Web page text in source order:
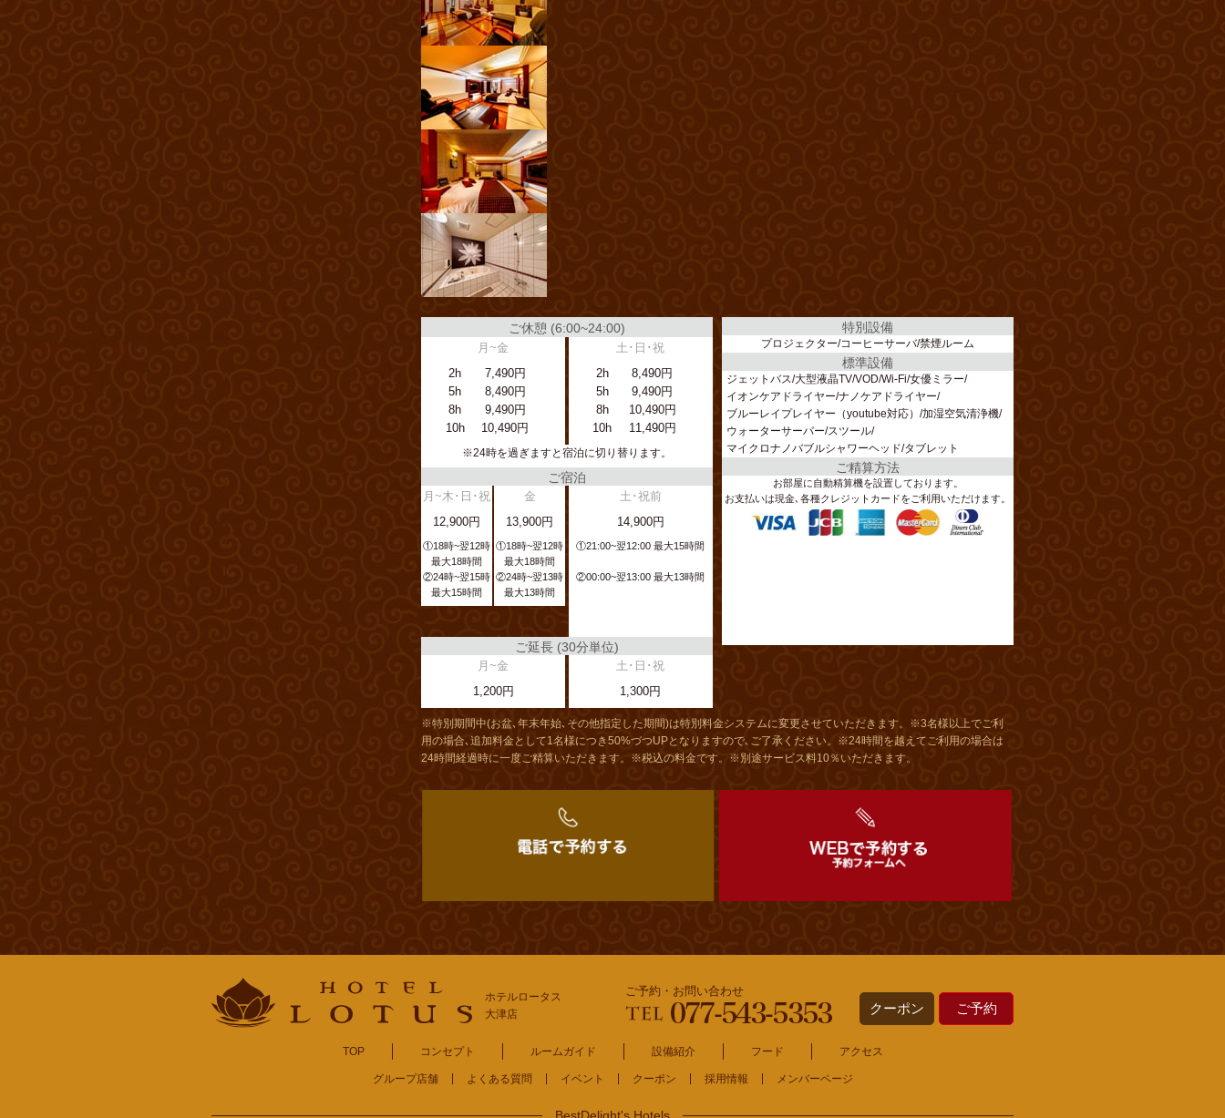
ご休憩 (6:00~24:00)
月~金
2h
7,490円
5h
8,490円
8h
9,490円
10h
10,490円
土･日･祝
2h
8,490円
5h
9,490円
8h
10,490円
10h
11,490円
※24時を過ぎますと宿泊に切り替ります。
ご宿泊
月~木･日･祝
12,900円
①18時~翌12時
最大18時間
②24時~翌15時
最大15時間
金
13,900円
①18時~翌12時
最大18時間
②24時~翌13時
最大13時間
土･祝前
14,900円
①21:00~翌12:00 最大15時間
②00:00~翌13:00 最大13時間
ご延長 (30分単位)
月~金
1,200円
土･日･祝
1,300円
特別設備
プロジェクター コーヒーサーバ 禁煙ルーム
標準設備
ジェットバス 大型液晶TV VOD Wi-Fi 女優ミラー
イオンケアドライヤー ナノケアドライヤー
ブルーレイプレイヤー（youtube対応）
加湿空気清浄機
ウォーターサーバー スツール
マイクロナノバブルシャワーヘッド タブレット
ご精算方法
お部屋に自動精算機を設置しております。
お支払いは現金､各種クレジットカードをご利用いただけます。
※特別期間中(お盆､年末年始､その他指定した期間)は特別料金システムに変更させていただきます。※3名様以上でご利
用の場合､追加料金として1名様につき50%づつUPとなりますので､ご了承ください。※24時間を越えてご利用の場合は
24時間経過時に一度ご精算いただきます。※税込の料金です。※別途サービス料10％いただきます。
ホテルロータス
大津店
ご予約・お問い合わせ
クーポン ご予約
TOP コンセプト ルームガイド 設備紹介 フード アクセス
グループ店舗 よくある質問 イベント クーポン 採用情報 メンバーページ